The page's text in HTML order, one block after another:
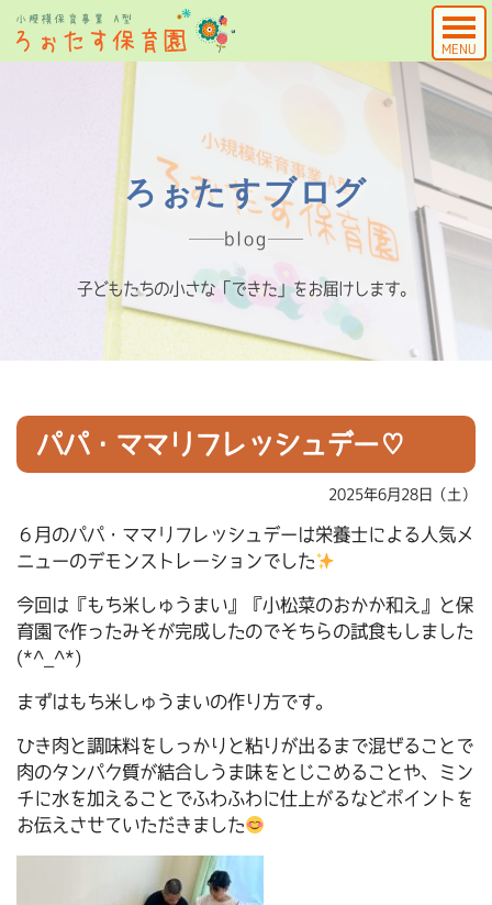
MENU
ろぉたすブログ
blog
子どもたちの小さな「できた」をお届けします。
パパ・ママリフレッシュデー♡
2025年6月28日（土）
６月のパパ・ママリフレッシュデーは栄養士による人気メ
ニューのデモンストレーションでした
今回は『もち米しゅうまい』『小松菜のおかか和え』と保
育園で作ったみそが完成したのでそちらの試食もしました
(*^_^*)
まずはもち米しゅうまいの作り方です。
ひき肉と調味料をしっかりと粘りが出るまで混ぜることで
肉のタンパク質が結合しうま味をとじこめることや、ミン
チに水を加えることでふわふわに仕上がるなどポイントを
お伝えさせていただきました